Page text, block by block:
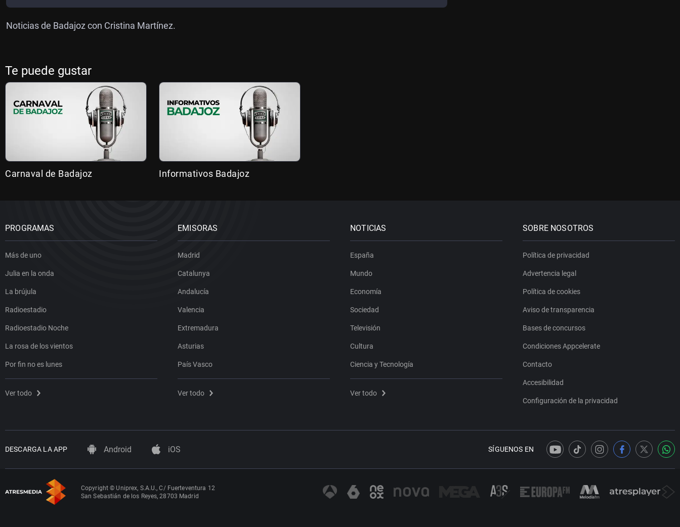
Noticias de Badajoz con Cristina Martínez.
Te puede gustar
Carnaval de Badajoz Informativos Badajoz
PROGRAMAS
Más de uno
Julia en la onda
La brújula
Radioestadio
Radioestadio Noche
La rosa de los vientos
Por fin no es lunes
Ver todo
EMISORAS
Madrid
Catalunya
Andalucía
Valencia
Extremadura
Asturias
País Vasco
Ver todo
NOTICIAS
España
Mundo
Economía
Sociedad
Televisión
Cultura
Ciencia y Tecnología
Ver todo
SOBRE NOSOTROS
Política de privacidad
Advertencia legal
Política de cookies
Aviso de transparencia
Bases de concursos
Condiciones Appcelerate
Contacto
Accesibilidad
Configuración de la privacidad
DESCARGA LA APP Android iOS SÍGUENOS EN
Copyright © Uniprex, S.A.U., C/ Fuerteventura 12
San Sebastián de los Reyes, 28703 Madrid